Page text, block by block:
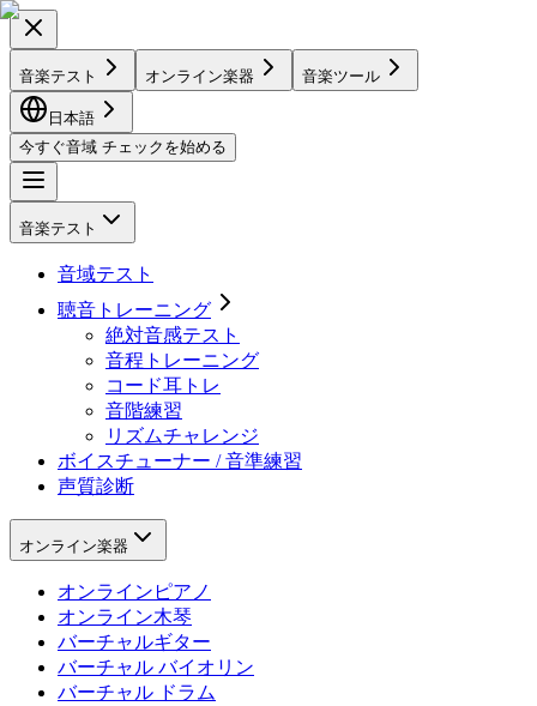
音楽テスト オンライン楽器 音楽ツール
日本語
今すぐ音域 チェックを始める
音楽テスト
音域テスト
聴音トレーニング
絶対音感テスト
音程トレーニング
コード耳トレ
音階練習
リズムチャレンジ
ボイスチューナー / 音準練習
声質診断
オンライン楽器
オンラインピアノ
オンライン木琴
バーチャルギター
バーチャル バイオリン
バーチャル ドラム